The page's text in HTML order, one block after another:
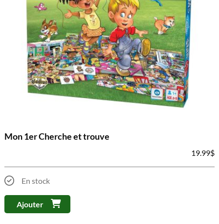
Mon 1er Cherche et trouve
19.99$
En stock
Ajouter